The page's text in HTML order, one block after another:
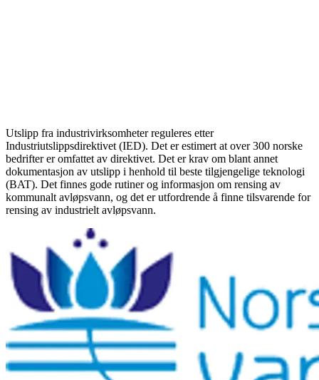
Utslipp fra industrivirksomheter reguleres etter
Industriutslippsdirektivet (IED). Det er estimert at over 300 norske
bedrifter er omfattet av direktivet. Det er krav om blant annet
dokumentasjon av utslipp i henhold til beste tilgjengelige teknologi
(BAT). Det finnes gode rutiner og informasjon om rensing av
kommunalt avløpsvann, og det er utfordrende å finne tilsvarende for
rensing av industrielt avløpsvann.